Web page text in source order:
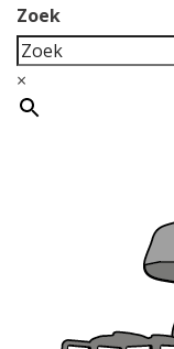
Zoek
×